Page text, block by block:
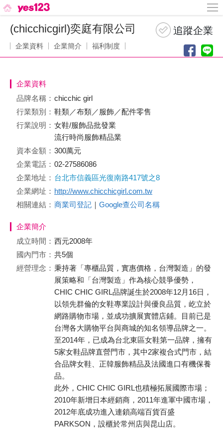
(chicchicgirl)奕庭有限公司
企業資料 企業簡介 福利制度
企業資料
品牌名稱： chicchic girl
行業類別： 鞋類／布類／服飾／配件零售
行業說明： 女鞋/服飾品批發業
流行時尚服飾精品業
資本金額： 300萬元
企業電話： 02-27586086
企業地址： 台北市信義區光復南路417號之8
企業網址： http://www.chicchicgirl.com.tw
相關連結： 商業司登記 ｜ Google查公司名稱
企業簡介
成立時間： 西元2008年
國內門市： 共5個
經營理念： 秉持著「專櫃品質，實惠價格，台灣製造」的發
展策略和「台灣製造」作為核心競爭優勢，
CHIC CHIC GIRL品牌誕生於2008年12月16日，
以領先群倫的女鞋專業設計與優良品質，屹立於
網路購物市場，並成功擴展實體店鋪。目前已是
台灣各大購物平台與商城的知名領導品牌之一。
至2014年，已成為台北東區女鞋第一品牌，擁有
5家女鞋品牌直營門市，其中2家複合式門市，結
合品牌女鞋、正韓服飾精品及法國進口有機保養
品。
此外，CHIC CHIC GIRL也積極拓展國際市場；
2010年新增日本經銷商，2011年進軍中國市場，
2012年底成功進入連鎖高端百貨百盛
PARKSON，設櫃於常州店與昆山店。